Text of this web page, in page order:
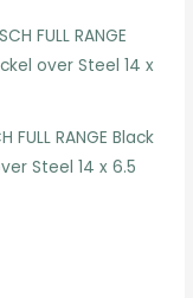
FULL RANGE Black
Steel 14 x 6.5